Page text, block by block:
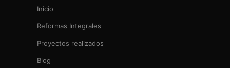
Inicio
Reformas Integrales
Proyectos realizados
Blog